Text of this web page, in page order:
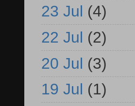
23 Jul (4)
22 Jul (2)
20 Jul (3)
19 Jul (1)